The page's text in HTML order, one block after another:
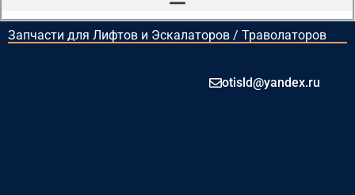
Запчасти для Лифтов и Эскалаторов / Траволаторов
otisld@yandex.ru